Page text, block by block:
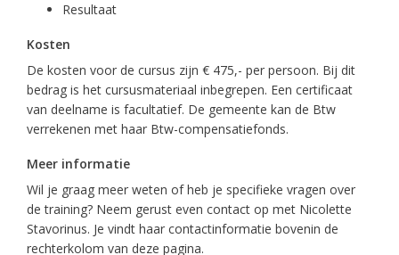
Resultaat
Kosten
De kosten voor de cursus zijn € 475,- per persoon. Bij dit
bedrag is het cursusmateriaal inbegrepen. Een certificaat
van deelname is facultatief. De gemeente kan de Btw
verrekenen met haar Btw-compensatiefonds.
Meer informatie
Wil je graag meer weten of heb je specifieke vragen over
de training? Neem gerust even contact op met Nicolette
Stavorinus. Je vindt haar contactinformatie bovenin de
rechterkolom van deze pagina.